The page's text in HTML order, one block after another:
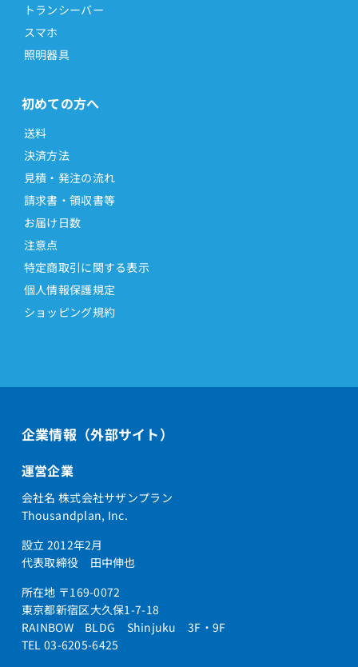
トランシーバー
スマホ
照明器具
初めての方へ
送料
決済方法
見積・発注の流れ
請求書・領収書等
お届け日数
注意点
特定商取引に関する表示
個人情報保護規定
ショッピング規約
企業情報（外部サイト）
運営企業
会社名 株式会社サザンプラン
Thousandplan, Inc.
設立 2012年2月
代表取締役 田中伸也
所在地 〒169-0072
東京都新宿区大久保1-7-18
RAINBOW BLDG Shinjuku 3F・9F
TEL 03-6205-6425